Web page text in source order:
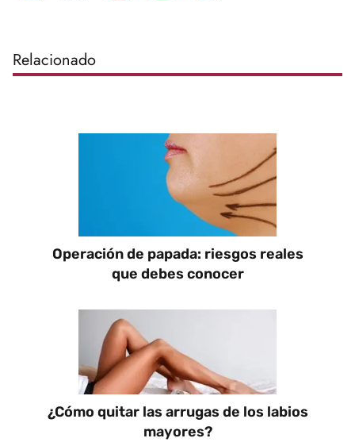
Relacionado
Operación de papada: riesgos reales
que debes conocer
¿Cómo quitar las arrugas de los labios
mayores?